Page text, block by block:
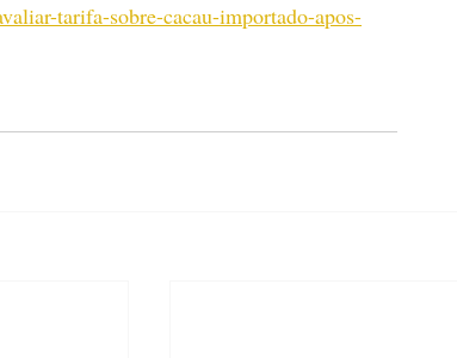
tarifa-sobre-cacau-importado-apos-